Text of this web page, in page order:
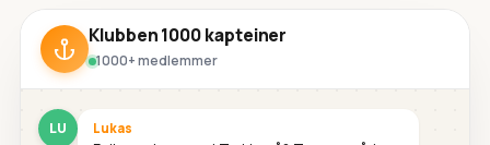
Klubben 1000 kapteiner
1000+ medlemmer
LU Lukas